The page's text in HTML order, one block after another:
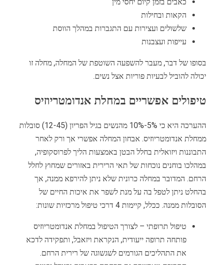
הקאות ובחילות
שלשולים ועצירות עם התגברות במהלך הווסת
עייפות ועצבנות
בסופו של דבר, מעבר להשפעה השוטפת של המחלה, מחלה זו
יכולה להוביל לבעיות פוריות אצל נשים.
טיפולים אפשריים במחלת אנדומטריוזיס
ההערכה היא כי 5%-10% מהנשים בגיל הפריון (12-45) סובלות
ממחלת אנדומטריוזיס. אבחון המחלה אפשרי אך ורק לאחר
התבוננות ויזואלית בחלל הבטן באמצעות הליך לפרוסקופיה,
במהלכו בוחנים נוכחות של תאי הרירית באזורים שמחוץ לחלל
הרחם. המדובר במחלה כרונית שלא ניתן להירפא ממנה, אך
בהחלט ניתן לטפל בה על מנת לשפר את איכות החיים של
הסובלות ממנה. ככלל, קיימות 4 דרכי טיפול מרכזיות שונות:
טיפול תרופתי – לצורך הטיפול במחלת אנדומטריוזיס
פותחה תרופה ייעודית, הנקראת ויזאבל, ותפקידה לדכא
את התהליכים הגורמים לשגשוגה של רירית הרחם.